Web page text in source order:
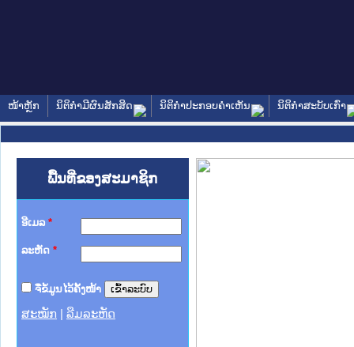
ໜ້າຫຼັກ ນິຕິກໍາມີຜົນສັກສິດ ນິຕິກໍາປະກອບຄໍາເຫັນ ນິຕິກໍາສະບັບເກົ່າ
ພື້ນທີ່ຂອງສະມາຊິກ
ອີເມລ *
ລະຫັດ *
ຈື່ຂໍ້ມູນໄວ້ຄັ້ງໜ້າ
ສະໝັກ ລືມລະຫັດ